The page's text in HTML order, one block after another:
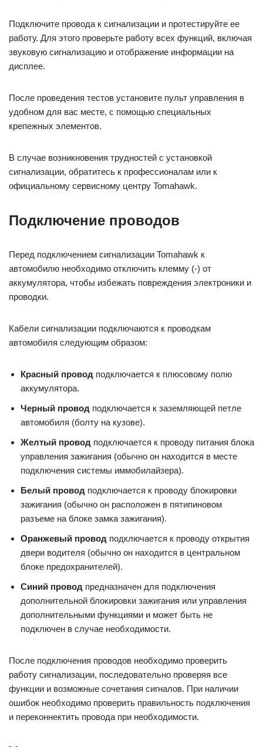
Подключите провода к сигнализации и протестируйте ее
работу. Для этого проверьте работу всех функций, включая
звуковую сигнализацию и отображение информации на
дисплее.
После проведения тестов установите пульт управления в
удобном для вас месте, с помощью специальных
крепежных элементов.
В случае возникновения трудностей с установкой
сигнализации, обратитесь к профессионалам или к
официальному сервисному центру Tomahawk.
Подключение проводов
Перед подключением сигнализации Tomahawk к
автомобилю необходимо отключить клемму (-) от
аккумулятора, чтобы избежать повреждения электроники и
проводки.
Кабели сигнализации подключаются к проводкам
автомобиля следующим образом:
Красный провод подключается к плюсовому полю
аккумулятора.
Черный провод подключается к заземляющей петле
автомобиля (болту на кузове).
Желтый провод подключается к проводу питания блока
управления зажигания (обычно он находится в месте
подключения системы иммобилайзера).
Белый провод подключается к проводу блокировки
зажигания (обычно он расположен в пятипиновом
разъеме на блоке замка зажигания).
Оранжевый провод подключается к проводу открытия
двери водителя (обычно он находится в центральном
блоке предохранителей).
Синий провод предназначен для подключения
дополнительной блокировки зажигания или управления
дополнительными функциями и может быть не
подключен в случае необходимости.
После подключения проводов необходимо проверить
работу сигнализации, последовательно проверяя все
функции и возможные сочетания сигналов. При наличии
ошибок необходимо проверить правильность подключения
и переконнектить провода при необходимости.